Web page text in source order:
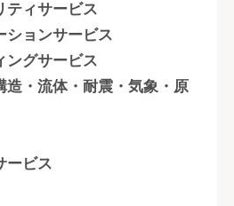
ティサービス
ションサービス
ングサービス
造・流体・耐震・気象・原
ービス